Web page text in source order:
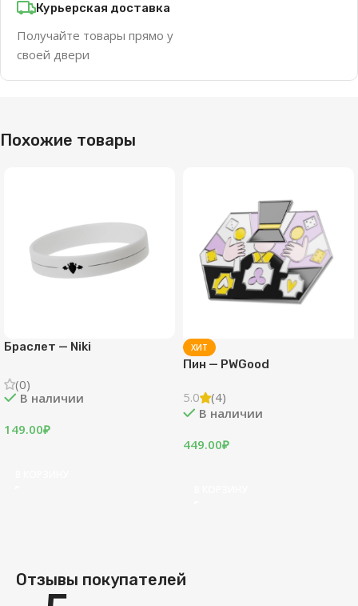
Курьерская доставка
Получайте товары прямо у
своей двери
Похожие товары
Браслет — Niki
(0)
В наличии
149.00₽
ХИТ
Пин — PWGood
5.0
(4)
В наличии
449.00₽
Отзывы покупателей